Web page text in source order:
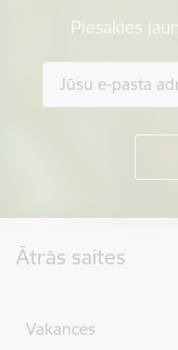
Piesakies
Ātrās saites
Vakances